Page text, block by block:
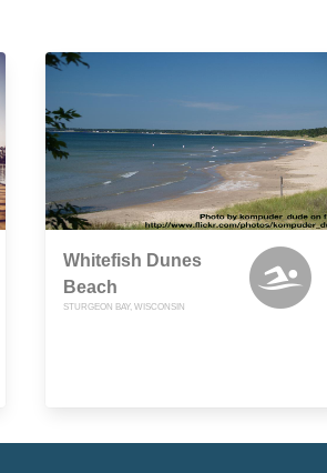
Whitefish Dunes
Beach
STURGEON BAY, WISCONSIN